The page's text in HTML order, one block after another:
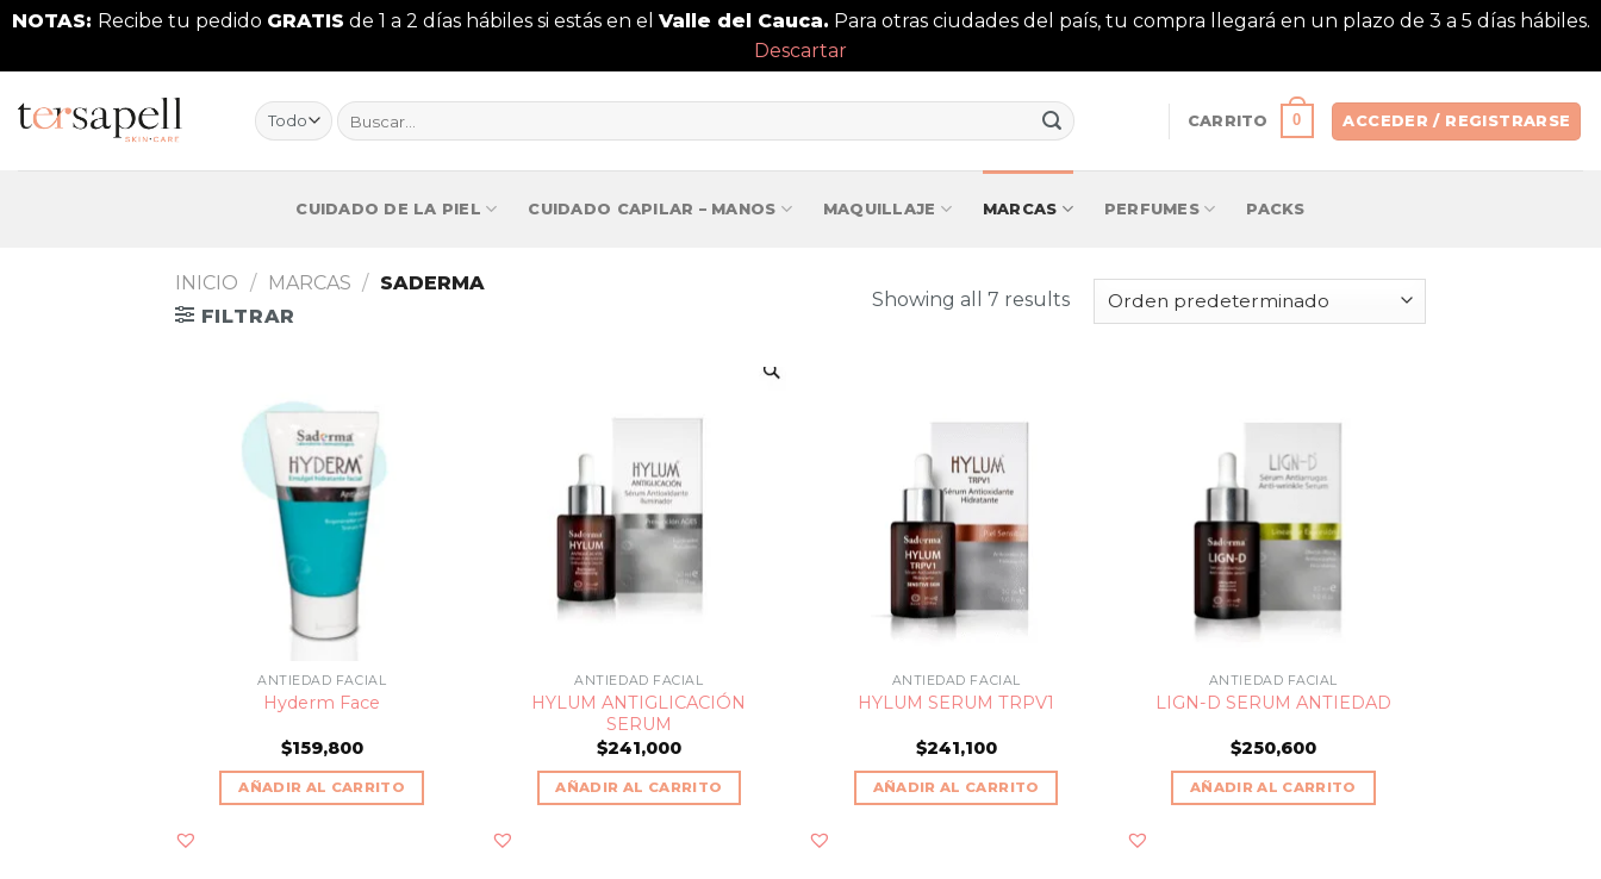
NOTAS: Recibe tu pedido GRATIS de 1 a 2 días hábiles si estás en el Valle del Cauca. Para otras ciudades del país, tu compra llegará en un plazo de 3 a 5 días hábiles.
Descartar
Buscar
por:
CARRITO 0 ACCEDER / REGISTRARSE
CUIDADO DE LA PIEL CUIDADO CAPILAR – MANOS MAQUILLAJE MARCAS PERFUMES PACKS
INICIO / MARCAS / SADERMA
FILTRAR
Showing all 7 results
ANTIEDAD FACIAL
Hyderm Face
$159,800
AÑADIR AL CARRITO
ANTIEDAD FACIAL
HYLUM ANTIGLICACIÓN
SERUM
$241,000
AÑADIR AL CARRITO
ANTIEDAD FACIAL
HYLUM SERUM TRPV1
$241,100
AÑADIR AL CARRITO
ANTIEDAD FACIAL
LIGN-D SERUM ANTIEDAD
$250,600
AÑADIR AL CARRITO